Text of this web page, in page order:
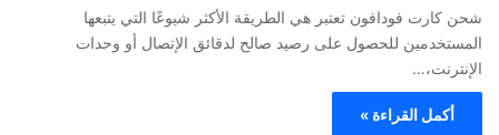
شحن كارت فودافون تعتبر هي الطريقة الأكثر شيوعًا التي يتبعها
المستخدمين للحصول على رصيد صالح لدقائق الإتصال أو وحدات
الإنترنت،…
أكمل القراءة »